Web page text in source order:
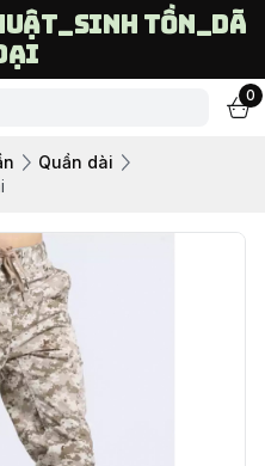
tồn_dã
0
Quần dài